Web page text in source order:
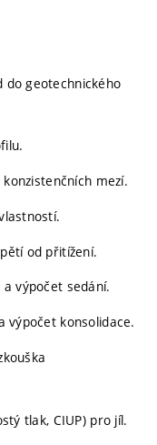
do geotechnického
mezí.
od přitížení.
výpočet sedání.
výpočet konsolidace.
tlak, CIUP) pro jíl.